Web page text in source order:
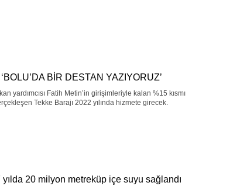
BİR DESTAN YAZIYORUZ’
yardımcısı Fatih Metin’in girişimleriyle kalan %15 kısmı
Tekke Barajı 2022 yılında hizmete girecek.
yılda 20 milyon metreküp içe suyu sağlandı